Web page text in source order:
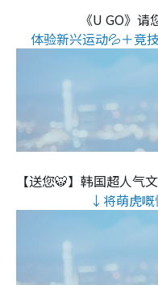
《U GO》请
体验新兴运动💦＋竞
【送您🐯】韩国超人气
↓将萌虎